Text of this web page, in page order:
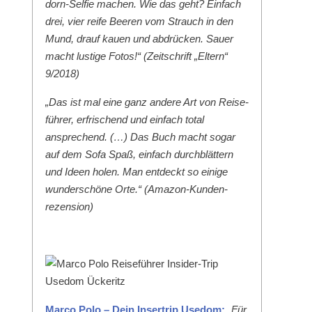
dorn-Self­ie machen. Wie das geht? Ein­fach
drei, vier reife Beeren vom Strauch in den
Mund, drauf kauen und abdrück­en. Sauer
macht lustige Fotos!“ (Zeitschrift „Eltern“
9/2018)
„Das ist mal eine ganz andere Art von Reise­
führer, erfrischend und ein­fach total
ansprechend. (…) Das Buch macht sog­ar
auf dem Sofa Spaß, ein­fach durch­blät­tern
und Ideen holen. Man ent­deckt so einige
wun­der­schöne Orte.“ (Ama­zon-Kun­den­
rezen­sion)
Mar­co Polo – Dein Inser­trip Use­dom: „Für